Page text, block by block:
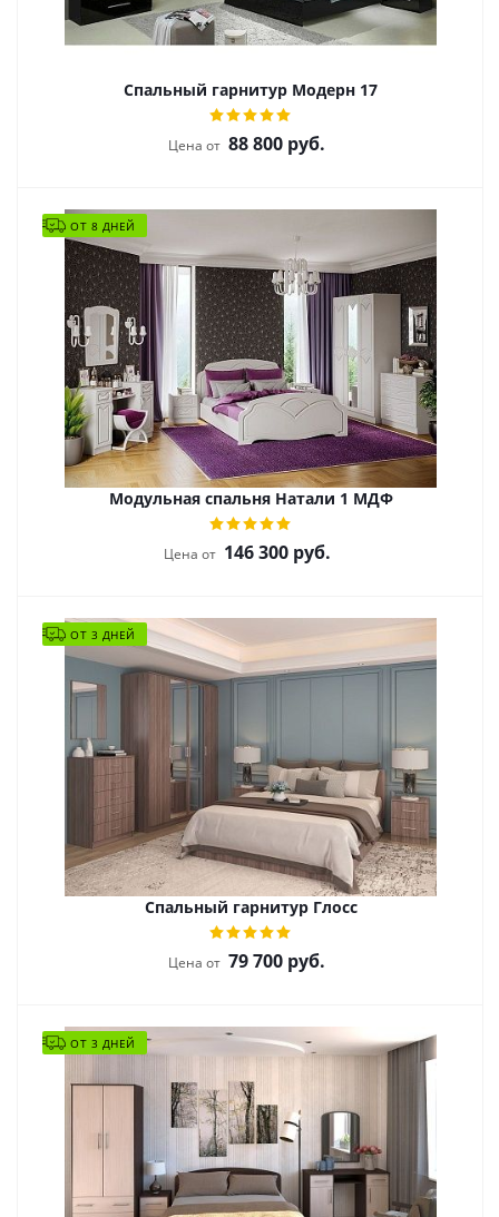
Спальный гарнитур Модерн 17
Цена от 88 800 руб.
ОТ 8 ДНЕЙ
Модульная спальня Натали 1 МДФ
Цена от 146 300руб.
ОТ 3 ДНЕЙ
Спальный гарнитур Глосс
Цена от 79 700 руб.
ОТ 3 ДНЕЙ